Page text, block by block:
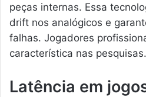
peças internas. Essa
drift nos analógicos e
falhas. Jogadores
característica nas pesquisas.
Latência em